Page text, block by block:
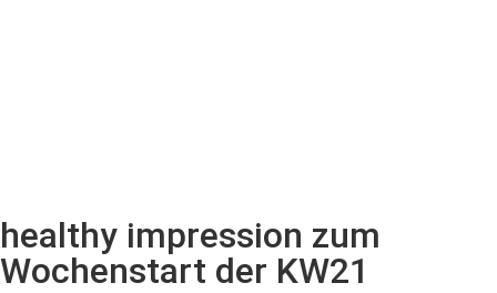
healthy impression zum
Wochenstart der KW21